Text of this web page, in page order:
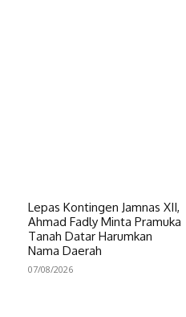
Lepas Kontingen Jamnas XII,
Ahmad Fadly Minta Pramuka
Tanah Datar Harumkan
Nama Daerah
07/08/2026